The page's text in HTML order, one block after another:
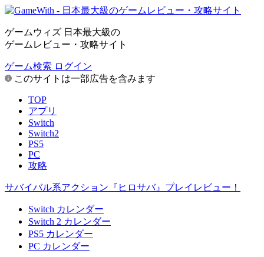
ゲームウィズ 日本最大級の
ゲームレビュー・攻略サイト
ゲーム検索 ログイン
このサイトは一部広告を含みます
TOP
アプリ
Switch
Switch2
PS5
PC
攻略
サバイバル系アクション『ヒロサバ』プレイレビュー！
Switch カレンダー
Switch 2 カレンダー
PS5 カレンダー
PC カレンダー